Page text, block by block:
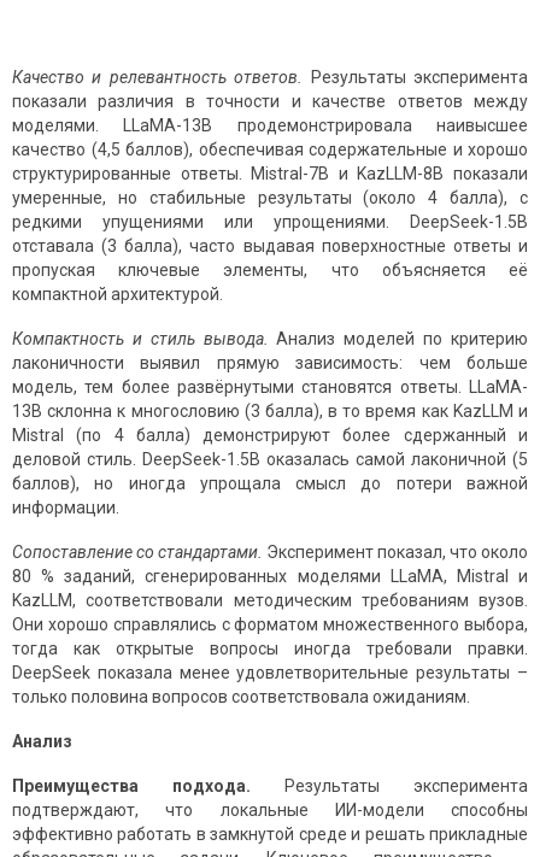
Качество и релевантность ответов.
Результаты эксперимента
показали различия в точности и качестве ответов между
моделями. LLaMA-13B продемонстрировала наивысшее
качество (4,5 баллов), обеспечивая содержательные и хорошо
структурированные ответы. Mistral-7B и KazLLM-8B показали
умеренные, но стабильные результаты (около 4 балла), с
редкими упущениями или упрощениями. DeepSeek-1.5B
отставала (3 балла), часто выдавая поверхностные ответы и
пропуская ключевые элементы, что объясняется её
компактной архитектурой.
Компактность и стиль вывода.
Анализ моделей по критерию
лаконичности выявил прямую зависимость: чем больше
модель, тем более развёрнутыми становятся ответы. LLaMA-
13B склонна к многословию (3 балла), в то время как KazLLM и
Mistral (по 4 балла) демонстрируют более сдержанный и
деловой стиль. DeepSeek-1.5B оказалась самой лаконичной (5
баллов), но иногда упрощала смысл до потери важной
информации.
Сопоставление со стандартами. Эксперимент показал, что около
80 % заданий, сгенерированных моделями LLaMA, Mistral и
KazLLM, соответствовали методическим требованиям вузов.
Они хорошо справлялись с форматом множественного выбора,
тогда как открытые вопросы иногда требовали правки.
DeepSeek показала менее удовлетворительные результаты –
только половина вопросов соответствовала ожиданиям.
Анализ
Преимущества подхода. Результаты эксперимента
подтверждают, что локальные ИИ-модели способны
эффективно работать в замкнутой среде и решать прикладные